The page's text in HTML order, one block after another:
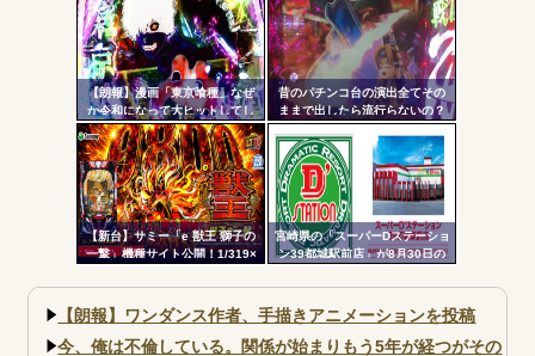
【朗報】漫画「東京喰種」なぜ
か令和になって大ヒットしてし
まうｗｗｗ
昔のパチンコ台の演出全てその
ままで出したら流行らないの？
【新台】サミー「e 獣王 獅子の
一撃」機種サイト公開！1/319×
均9,800個のサバチャンに突入
宮崎県の「スーパーDステーショ
ン39都城駅前店」が8月30日の
【朗報】ワンダンス作者、手描きアニメーションを投稿
今、俺は不倫している。関係が始まりもう5年が経つがその